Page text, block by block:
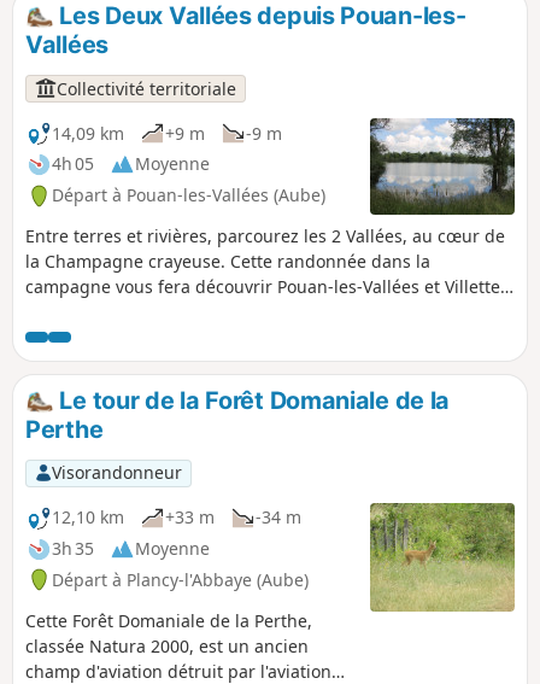
Les Deux Vallées depuis Pouan-les-
Vallées
Collectivité territoriale
14,09 km
+9 m
-9 m
4h 05
Moyenne
Départ à Pouan-les-Vallées (Aube)
Entre terres et rivières, parcourez les 2 Vallées, au cœur de
la Champagne crayeuse. Cette randonnée dans la
campagne vous fera découvrir Pouan-les-Vallées et Villette-
Aube.Vous apprécierez les nuances des ocres, des marrons
et des jaunes des terres cultivées et des verts des vaux
boisés et ombreux.
Le tour de la Forêt Domaniale de la
Perthe
Visorandonneur
12,10 km
+33 m
-34 m
3h 35
Moyenne
Départ à Plancy-l'Abbaye (Aube)
Cette Forêt Domaniale de la Perthe,
classée Natura 2000, est un ancien
champ d'aviation détruit par l'aviation